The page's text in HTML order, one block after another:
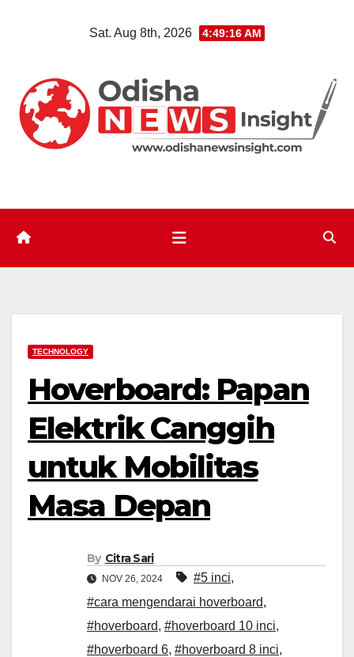
Sat. Aug 8th, 2026 4:49:16 AM
TECHNOLOGY
Hoverboard: Papan
Elektrik Canggih
untuk Mobilitas
Masa Depan
By Citra Sari
NOV 26, 2024 #5 inci,
#cara mengendarai hoverboard,
#hoverboard, #hoverboard 10 inci,
#hoverboard 6, #hoverboard 8 inci,